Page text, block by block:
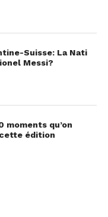
Suisse: La Nati
Messi?
moments qu’on
cette édition